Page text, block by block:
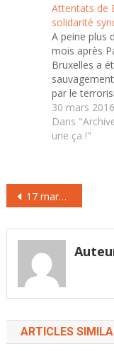
son syndicat,
Attentats de
solidarité
A peine plus
mois après
Bruxelles a
par le
mars dernier.
même
même
céder face à
qui nous
30 mars 2016
Dans
une ça !"
Navigation
de
l’article
17 mars journée mondiale du travail social
ARTICLES